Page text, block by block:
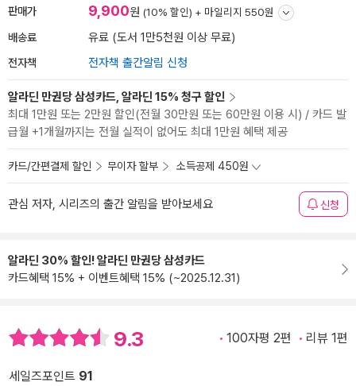
판매가 9,900원 (10% 할인) + 마일리지 550원
배송료 유료 (도서 1만5천원 이상 무료)
전자책 전자책 출간알림 신청
알라딘 만권당 삼성카드, 알라딘 15% 청구 할인
최대 1만원 또는 2만원 할인(전월 30만원 또는 60만원 이용 시) / 카드 발
급월 +1개월까지는 전월 실적이 없어도 최대 1만원 혜택 제공
카드/간편결제 할인 무이자 할부 소득공제 450원
관심 저자, 시리즈의 출간 알림을 받아보세요 신청
알라딘 30% 할인! 알라딘 만권당 삼성카드
카드혜택 15% + 이벤트혜택 15% (~2025.12.31)
9.3 100자평 2편 리뷰 1편
세일즈포인트 91